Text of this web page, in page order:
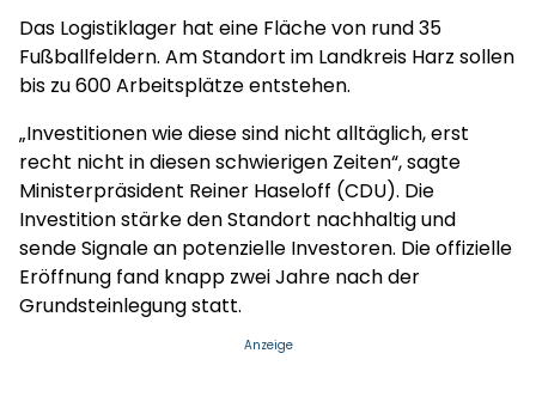
Das Logistiklager hat eine Fläche von rund 35
Fußballfeldern. Am Standort im Landkreis Harz sollen
bis zu 600 Arbeitsplätze entstehen.
„Investitionen wie diese sind nicht alltäglich, erst
recht nicht in diesen schwierigen Zeiten“, sagte
Ministerpräsident Reiner Haseloff (CDU). Die
Investition stärke den Standort nachhaltig und
sende Signale an potenzielle Investoren. Die offizielle
Eröffnung fand knapp zwei Jahre nach der
Grundsteinlegung statt.
Anzeige